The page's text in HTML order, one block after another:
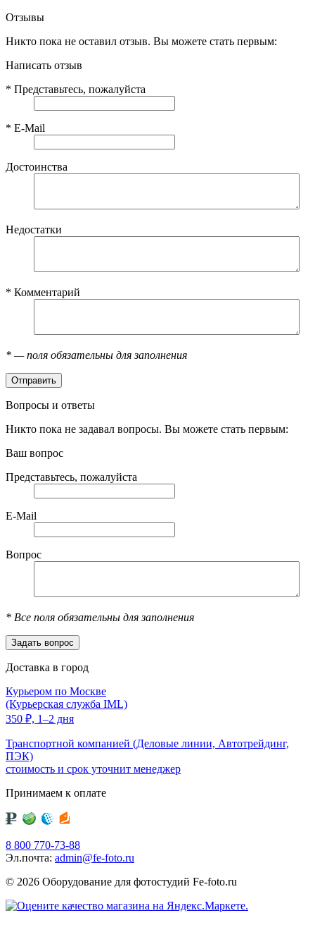
Отзывы
Никто пока не оставил отзыв. Вы можете стать первым:
Написать отзыв
* Представьтесь, пожалуйста
* E-Mail
Достоинства
Недостатки
* Комментарий
* — поля обязательны для заполнения
Вопросы и ответы
Никто пока не задавал вопросы. Вы можете стать первым:
Ваш вопрос
Представьтесь, пожалуйста
E-Mail
Вопрос
* Все поля обязательны для заполнения
Доставка в город
Курьером по Москве
(Курьерская служба IML)
350 ₽, 1–2 дня
Транспортной компанией (Деловые линии, Автотрейдинг,
ПЭК)
стоимость и срок уточнит менеджер
Принимаем к оплате
8 800 770-73-88
Эл.почта: admin@fe-foto.ru
© 2026 Оборудование для фотостудий Fe-foto.ru